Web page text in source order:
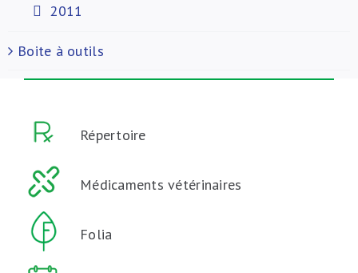
2011
Boite à outils
Répertoire
Médicaments vétérinaires
Folia